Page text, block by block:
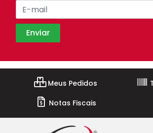
Meus Pedidos
Notas Fiscais